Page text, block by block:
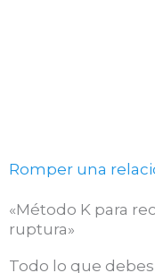
Romper una
«Método K para
ruptura»
Todo lo que